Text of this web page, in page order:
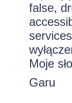
false,
Moje
Garu